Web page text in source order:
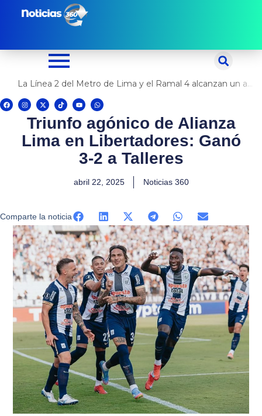
La Línea 2 del Metro de Lima y el Ramal 4 alcanzan un avance del 80%
F
a
c
I
n
s
a
X
-
t
w
t
e
T
i
k
t
Y
o
u
t
u
e
W
h
a
t
s
a
p
p
Triunfo agónico de Alianza
Lima en Libertadores: Ganó
3-2 a Talleres
abril 22, 2025 Noticias 360
Comparte la noticia